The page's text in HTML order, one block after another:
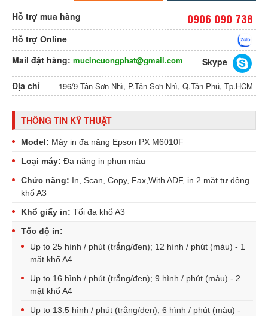
Hỗ trợ mua hàng 0906 090 738
Hỗ trợ Online
Mail đặt hàng: mucincuongphat@gmail.com
Skype
Địa chỉ
196/9 Tân Sơn Nhì, P.Tân Sơn Nhì, Q.Tân Phú, Tp.HCM
THÔNG TIN KỸ THUẬT
Model: Máy in đa năng Epson PX M6010F
Loại máy: Đa năng in phun màu
Chức năng: In, Scan, Copy, Fax,With ADF, in 2 mặt tự động
khổ A3
Khổ giấy in: Tối đa khổ A3
Tốc độ in:
Up to 25 hình / phút (trắng/đen); 12 hình / phút (màu) - 1
mặt khổ A4
Up to 16 hình / phút (trắng/đen); 9 hình / phút (màu) - 2
mặt khổ A4
Up to 13.5 hình / phút (trắng/đen); 6 hình / phút (màu) -